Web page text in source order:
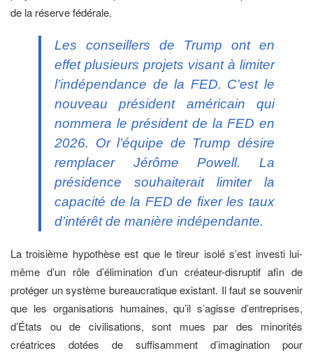
de la réserve fédérale.
Les conseillers de Trump ont en
effet plusieurs projets visant à limiter
l’indépendance de la FED. C’est le
nouveau président américain qui
nommera le président de la FED en
2026. Or l’équipe de Trump désire
remplacer Jérôme Powell. La
présidence souhaiterait limiter la
capacité de la FED de fixer les taux
d’intérêt de manière indépendante.
La troisième hypothèse est que le tireur isolé s’est investi lui-
même d’un rôle d’élimination d’un créateur-disruptif afin de
protéger un système bureaucratique existant. Il faut se souvenir
que les organisations humaines, qu’il s’agisse d’entreprises,
d’États ou de civilisations, sont mues par des minorités
créatrices dotées de suffisamment d’imagination pour